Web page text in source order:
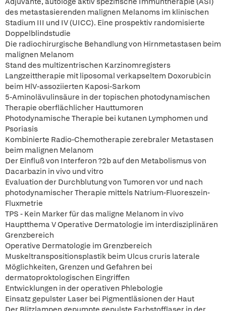
des metastasierenden malignen Melanoms im klinischen
Stadium III und IV (UICC). Eine prospektiv randomisierte
Doppelblindstudie
Die radiochirurgische Behandlung von Hirnmetastasen beim
malignen Melanom
Stand des multizentrischen Karzinomregisters
Langzeittherapie mit liposomal verkapseltem Doxorubicin
beim HlV-assoziierten Kaposi-Sarkom
5-Aminolävulinsäure in der topischen photodynamischen
Therapie oberflächlicher Hauttumoren
Photodynamische Therapie bei kutanen Lymphomen und
Psoriasis
Kombinierte Radio-Chemotherapie zerebraler Metastasen
beim malignen Melanom
Der Einfluß von Interferon ?2b auf den Metabolismus von
Dacarbazin in vivo und vitro
Evaluation der Durchblutung von Tumoren vor und nach
photodynamischer Therapie mittels Natrium-Fluoreszein-
Fluxmetrie
TPS - Kein Marker für das maligne Melanom in vivo
Hauptthema V Operative Dermatologie im interdisziplinären
Grenzbereich
Operative Dermatologie im Grenzbereich
Muskeltranspositionsplastik beim Ulcus cruris laterale
Möglichkeiten, Grenzen und Gefahren bei
dermatoproktologischen Eingriffen
Entwicklungen in der operativen Phlebologie
Einsatz gepulster Laser bei Pigmentläsionen der Haut